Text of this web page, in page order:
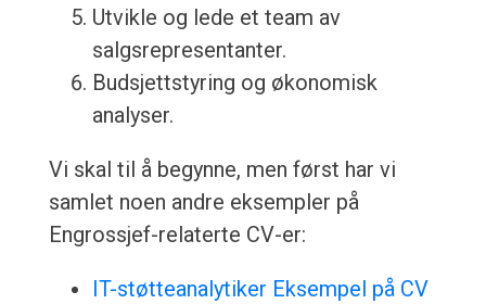
Utvikle og lede et team av
salgsrepresentanter.
Budsjettstyring og økonomisk
analyser.
Vi skal til å begynne, men først har vi
samlet noen andre eksempler på
Engrossjef-relaterte CV-er:
IT-støtteanalytiker Eksempel på CV